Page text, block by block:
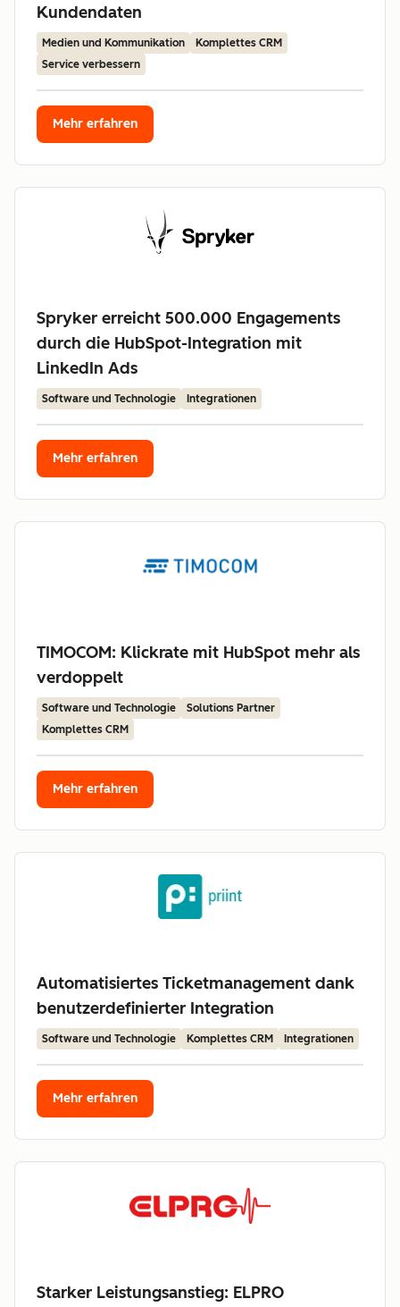
Kundendaten
Medien und Kommunikation
Komplettes CRM
Service verbessern
Mehr erfahren
Spryker erreicht 500.000 Engagements
durch die HubSpot-Integration mit
LinkedIn Ads
Software und Technologie Integrationen
Mehr erfahren
TIMOCOM: Klickrate mit HubSpot mehr als
verdoppelt
Software und Technologie
Solutions Partner
Komplettes CRM
Mehr erfahren
Automatisiertes Ticketmanagement dank
benutzerdefinierter Integration
Software und Technologie Komplettes CRM Integrationen
Mehr erfahren
Starker Leistungsanstieg: ELPRO